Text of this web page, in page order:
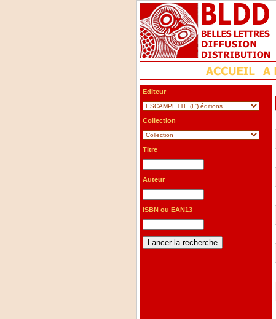
Editeur
Collection
Titre
Auteur
ISBN ou EAN13